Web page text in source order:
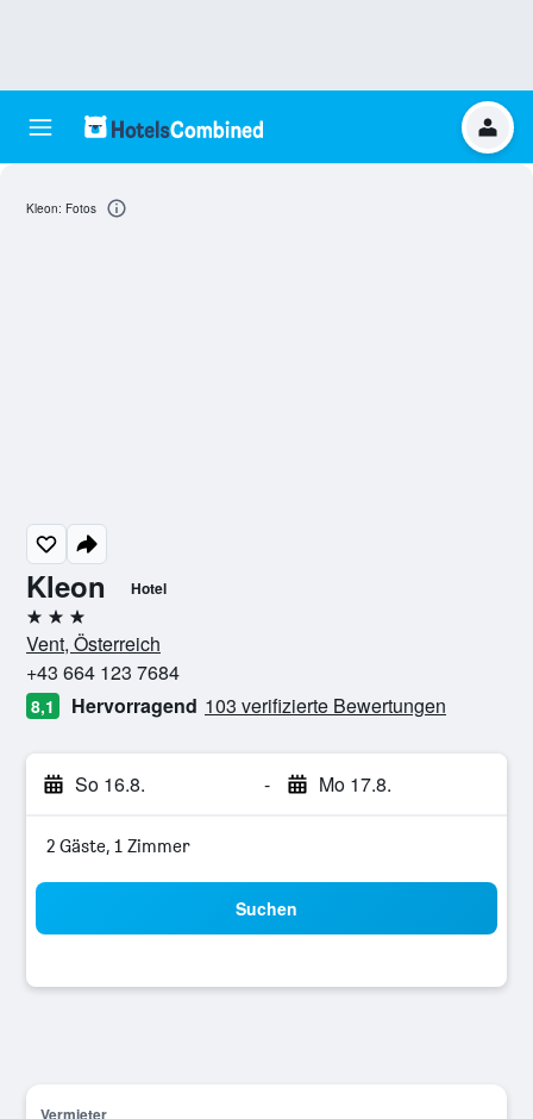
Kleon Hotel
3 Sterne
Vent, Österreich
+43 664 123 7684
8,1 Hervorragend 103 verifizierte Bewertungen
So 16.8. - Mo 17.8.
2 Gäste, 1 Zimmer
Suchen
Vermieter
Kleon: Fotos